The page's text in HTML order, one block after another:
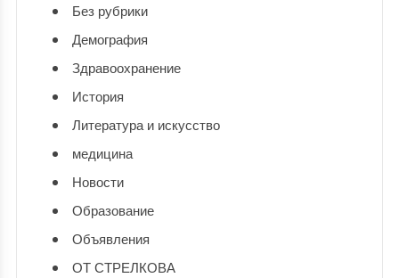
Без рубрики
Демография
Здравоохранение
История
Литература и искусство
медицина
Новости
Образование
Объявления
ОТ СТРЕЛКОВА